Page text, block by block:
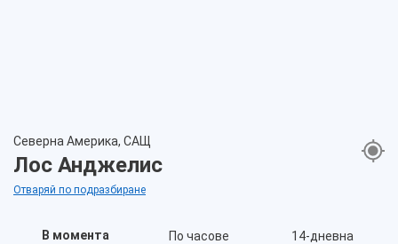
Северна Америка, САЩ
Лос Анджелис
Отваряй по подразбиране
В момента По часове 14-дневна